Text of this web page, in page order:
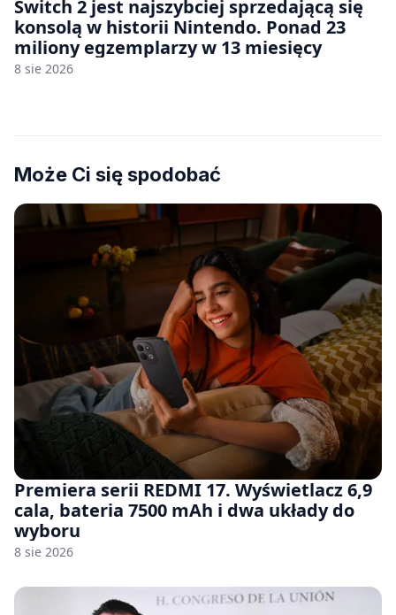
Switch 2 jest najszybciej sprzedającą się
konsolą w historii Nintendo. Ponad 23
miliony egzemplarzy w 13 miesięcy
8 sie 2026
Może Ci się spodobać
Premiera serii REDMI 17. Wyświetlacz 6,9
cala, bateria 7500 mAh i dwa układy do
wyboru
8 sie 2026